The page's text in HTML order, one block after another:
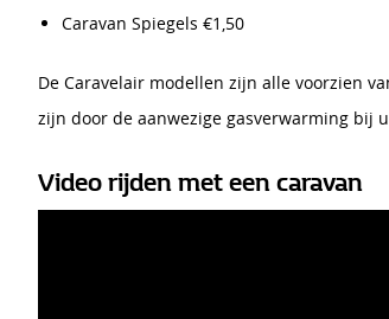
Caravan Spiegels €1,50
De Caravelair modellen zijn alle voorzien
zijn door de aanwezige gasverwarming bij
Video rijden met een caravan